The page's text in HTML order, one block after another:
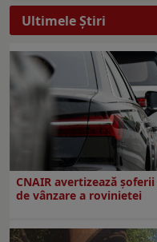
Ultimele Ştiri
CNAIR avertizează
de vânzare a rovinietei